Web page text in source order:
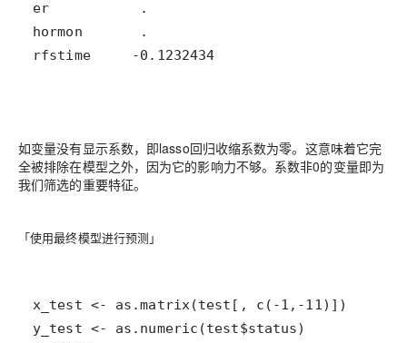
rfstime     -0.1232434
如变量没有显示系数，即lasso回归收缩系数为零。这意味着它完
全被排除在模型之外，因为它的影响力不够。系数非0的变量即为
我们筛选的重要特征。
「使用最终模型进行预测」